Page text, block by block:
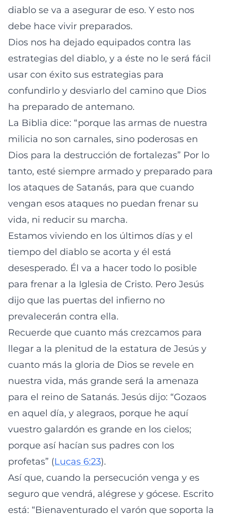
diablo se va a asegurar de eso. Y esto nos
debe hace vivir preparados.
Dios nos ha dejado equipados contra las
estrategias del diablo, y a éste no le será fácil
usar con éxito sus estrategias para
confundirlo y desviarlo del camino que Dios
ha preparado de antemano.
La Biblia dice: “porque las armas de nuestra
milicia no son carnales, sino poderosas en
Dios para la destrucción de fortalezas” Por lo
tanto, esté siempre armado y preparado para
los ataques de Satanás, para que cuando
vengan esos ataques no puedan frenar su
vida, ni reducir su marcha.
Estamos viviendo en los últimos días y el
tiempo del diablo se acorta y él está
desesperado. Él va a hacer todo lo posible
para frenar a la Iglesia de Cristo. Pero Jesús
dijo que las puertas del infierno no
prevalecerán contra ella.
Recuerde que cuanto más crezcamos para
llegar a la plenitud de la estatura de Jesús y
cuanto más la gloria de Dios se revele en
nuestra vida, más grande será la amenaza
para el reino de Satanás. Jesús dijo: “Gozaos
en aquel día, y alegraos, porque he aquí
vuestro galardón es grande en los cielos;
porque así hacían sus padres con los
profetas” (Lucas 6:23).
Así que, cuando la persecución venga y es
seguro que vendrá, alégrese y gócese. Escrito
está: “Bienaventurado el varón que soporta la